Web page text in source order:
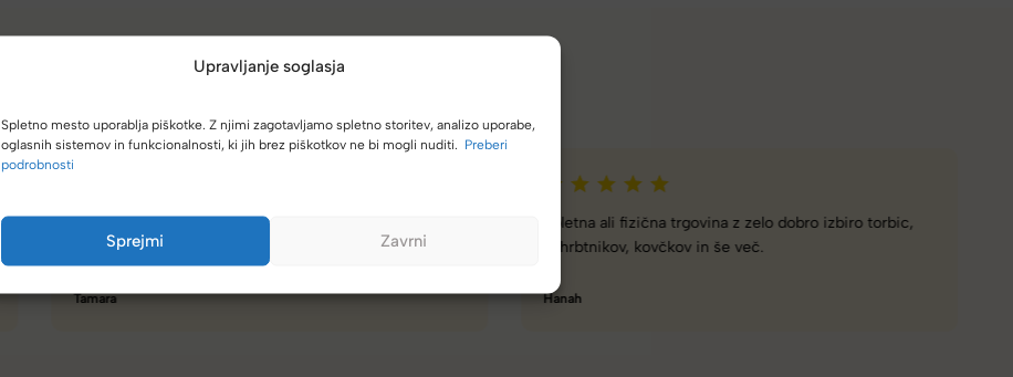
Upravljanje soglasja
Spletno mesto uporablja piškotke. Z njimi zagotavljamo spletno storitev, analizo uporabe,
oglasnih sistemov in funkcionalnosti, ki jih brez piškotkov ne bi mogli nuditi. Preberi
podrobnosti
Sprejmi Zavrni
(4,8/5)
Spletna ali fizična trgovina z zelo dobro izbiro torbic,
nahrbtnikov, kovčkov in še več.
Hanah
Naročanje pri vas je enostavno, zaupanja vredno.
Torbico že nosim, je takšna kot sem pričakovala; lahka,